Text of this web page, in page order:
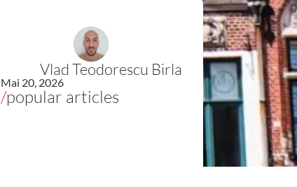
Vlad Teodorescu Birla
Mai 20, 2026
/popular articles